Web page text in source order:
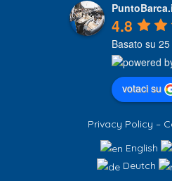
4.8
Basato su
votaci su
Privacy Policy –
English
Deutch